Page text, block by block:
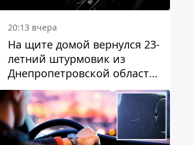
20:13 вчера
На щите домой вернулся 23-
летний штурмовик из
Днепропетровской области
Богдан Бескровный